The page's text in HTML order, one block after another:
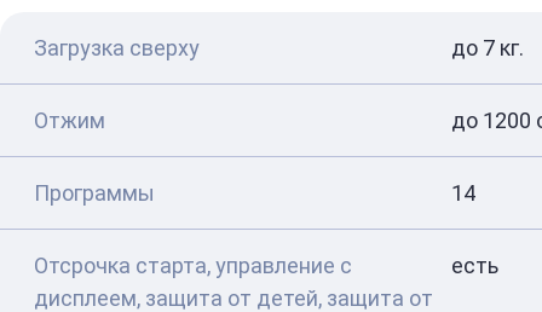
Загрузка сверху до 7 кг.
Отжим до 1200
Программы 14
Отсрочка старта, управление с
дисплеем, защита от детей, защита от
есть